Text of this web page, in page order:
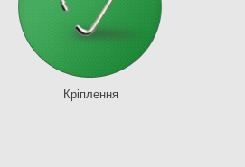
Кріплення